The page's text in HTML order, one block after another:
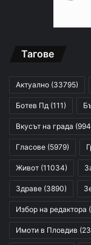
Тагове
Актуално (33795)
Ботев Пд (111)
Вкусът на града
Гласове (5979)
Живот (11034)
Здраве (3890)
Избор на редактора
Имоти в Пловдив